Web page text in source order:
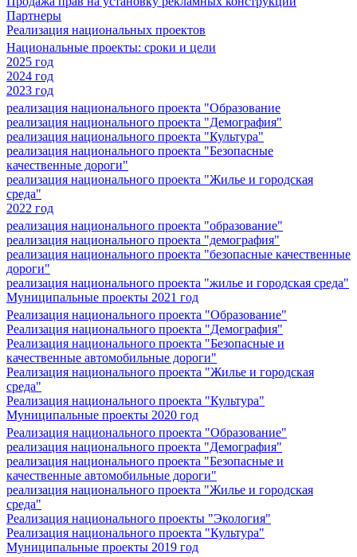
Партнеры
Реализация национальных проектов
Национальные проекты: сроки и цели
2025 год
2024 год
2023 год
реализация национального проекта "Образование
реализация национального проекта "Демография"
реализация национального проекта "Культура"
реализация национального проекта "Безопасные
качественные дороги"
реализация национального проекта "Жилье и городская
среда"
2022 год
реализация национального проекта "образование"
реализация национального проекта "демография"
реализация национального проекта "безопасные качественные
дороги"
реализация национального проекта "жилье и городская среда"
Муниципальные проекты 2021 год
Реализация национального проекта "Образование"
Реализация национального проекта "Демография"
Реализация национального проекта "Безопасные и
качественные автомобильные дороги"
Реализация национального проекта "Жилье и городская
среда"
Реализация национального проекта "Культура"
Муниципальные проекты 2020 год
Реализация национального проекта "Образование"
реализация национального проекта "Демография"
реализация национального проекта "Безопасные и
качественные автомобильные дороги"
реализация национального проекта "Жилье и городская
среда"
Реализация национального проекты "Экология"
Реализация национального проекта "Культура"
Муниципальные проекты 2019 год